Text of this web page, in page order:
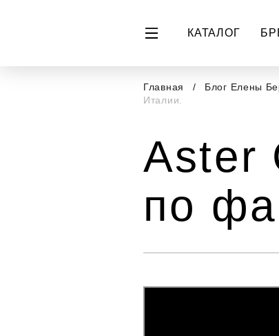
КАТАЛОГ
Главная Блог Елены
Италии.
Aster
по